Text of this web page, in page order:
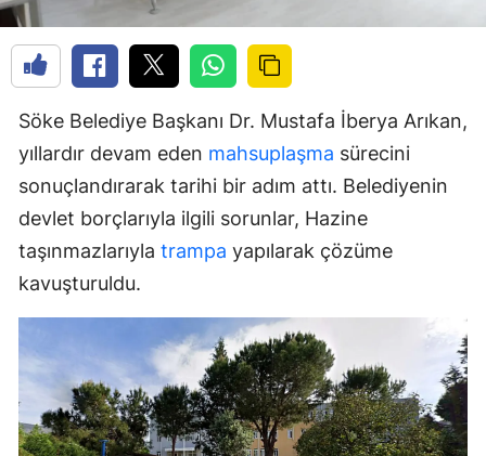
Söke Belediye Başkanı Dr. Mustafa İberya Arıkan,
yıllardır devam eden mahsuplaşma sürecini
sonuçlandırarak tarihi bir adım attı. Belediyenin
devlet borçlarıyla ilgili sorunlar, Hazine
taşınmazlarıyla trampa yapılarak çözüme
kavuşturuldu.